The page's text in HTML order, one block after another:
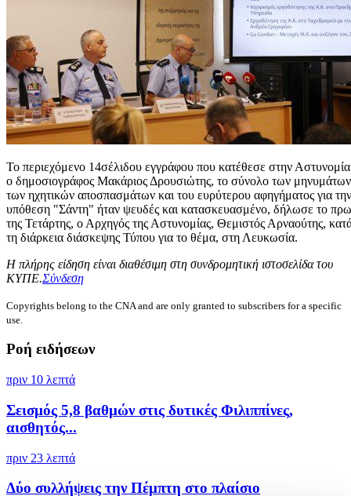
Το περιεχόμενο 14σέλιδου εγγράφου που κατέθεσε στην Αστυνομία
ο δημοσιογράφος Μακάριος Δρουσιώτης, το σύνολο των
των ηχητικών αποσπασμάτων και του ευρύτερου αφηγήματος για την
υπόθεση "Σάντη" ήταν ψευδές και κατασκευασμένο, δήλωσε το
της Τετάρτης, ο Αρχηγός της Αστυνομίας, Θεμιστός Αρναούτης,
τη διάρκεια διάσκεψης Τύπου για το θέμα, στη Λευκωσία.
Η πλήρης είδηση είναι διαθέσιμη στη συνδρομητική ιστοσελίδα του
ΚΥΠΕ.Σύνδεση
Copyrights belong to the CNA and are only granted to subscribers for a specific
use.
Ροή ειδήσεων
πριν 10 λεπτά
Σεισμός 5,8 βαθμών στις δυτικές Φιλιππίνες,
αισθητός...
πριν 23 λεπτά
Δύο συλλήψεις την Πέμπτη στο πλαίσιο